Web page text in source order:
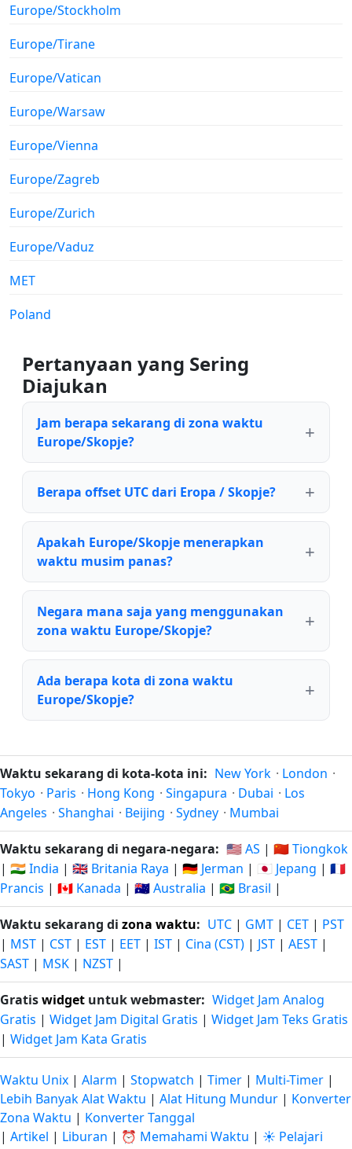
Europe/Stockholm
Europe/Tirane
Europe/Vatican
Europe/Warsaw
Europe/Vienna
Europe/Zagreb
Europe/Zurich
Europe/Vaduz
MET
Poland
Pertanyaan yang Sering
Diajukan
Jam berapa sekarang di zona waktu
Europe/Skopje?
Berapa offset UTC dari Eropa / Skopje?
Apakah Europe/Skopje menerapkan
waktu musim panas?
Negara mana saja yang menggunakan
zona waktu Europe/Skopje?
Ada berapa kota di zona waktu
Europe/Skopje?
Waktu sekarang di kota-kota ini: New York · London ·
Tokyo · Paris · Hong Kong · Singapura · Dubai · Los
Angeles · Shanghai · Beijing · Sydney · Mumbai
Waktu sekarang di negara-negara: 🇺🇸 AS | 🇨🇳 Tiongkok
| 🇮🇳 India | 🇬🇧 Britania Raya | 🇩🇪 Jerman | 🇯🇵 Jepang | 🇫🇷
Prancis | 🇨🇦 Kanada | 🇦🇺 Australia | 🇧🇷 Brasil |
Waktu sekarang di zona waktu: UTC | GMT | CET | PST
| MST | CST | EST | EET | IST | Cina (CST) | JST | AEST |
SAST | MSK | NZST |
Gratiswidget untuk webmaster: Widget Jam Analog
Gratis | Widget Jam Digital Gratis | Widget Jam Teks Gratis
| Widget Jam Kata Gratis
Waktu Unix | Alarm | Stopwatch | Timer | Multi-Timer |
Lebih Banyak Alat Waktu | Alat Hitung Mundur | Konverter
Zona Waktu | Konverter Tanggal
| Artikel | Liburan | ⏰ Memahami Waktu | ☀️ Pelajari